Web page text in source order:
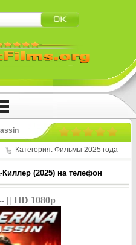
Категория: Фильмы 2025 года
(2025) на телефон
|| HD 1080p
сперва нажмите на
углу!!!